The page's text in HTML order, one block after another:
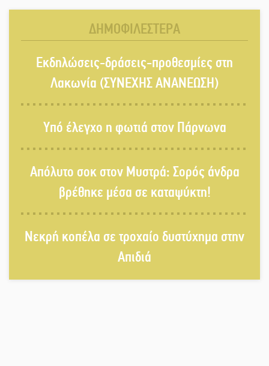
Βραστού» στη Σοχά
τραπέζι του δημόσιου διαλόγου
Πολιτισμός και παράδοση δίνουν
ραντεβού στην Αγόριανη
Η Σοχά ετοιμάζεται για ένα
δυναμικό καλοκαιρινό party
ΔΗΜΟΦΙΛΕΣΤΕΡΑ
Εκδηλώσεις-δράσεις-προθεσμίες στη
Λακωνία (ΣΥΝΕΧΗΣ ΑΝΑΝΕΩΣΗ)
Υπό έλεγχο η φωτιά στον Πάρνωνα
Απόλυτο σοκ στον Μυστρά: Σορός άνδρα
βρέθηκε μέσα σε καταψύκτη!
Νεκρή κοπέλα σε τροχαίο δυστύχημα στην
Απιδιά